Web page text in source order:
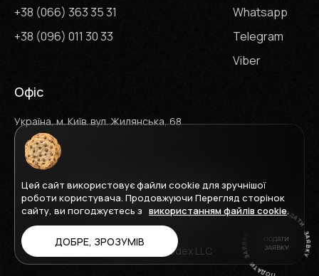
ПОДАТИ
ЗАЯВКУ
+38 (066) 363 35 31
+38 (096) 011 30 33
Whatsapp
Telegram
Viber
Офіс
Україна, м. Київ. вул. Жилянська, 68
Карта сайту
Умови використання
Політика конфіденційності
2026 © Promodex LLC
Цей сайт використовує файли cookie для зручнішої
роботи користувача. Продовжуючи Перегляд сторінок
сайту, ви погоджуєтесь з використанням файлів cookie.
ДОБРЕ, ЗРОЗУМІВ